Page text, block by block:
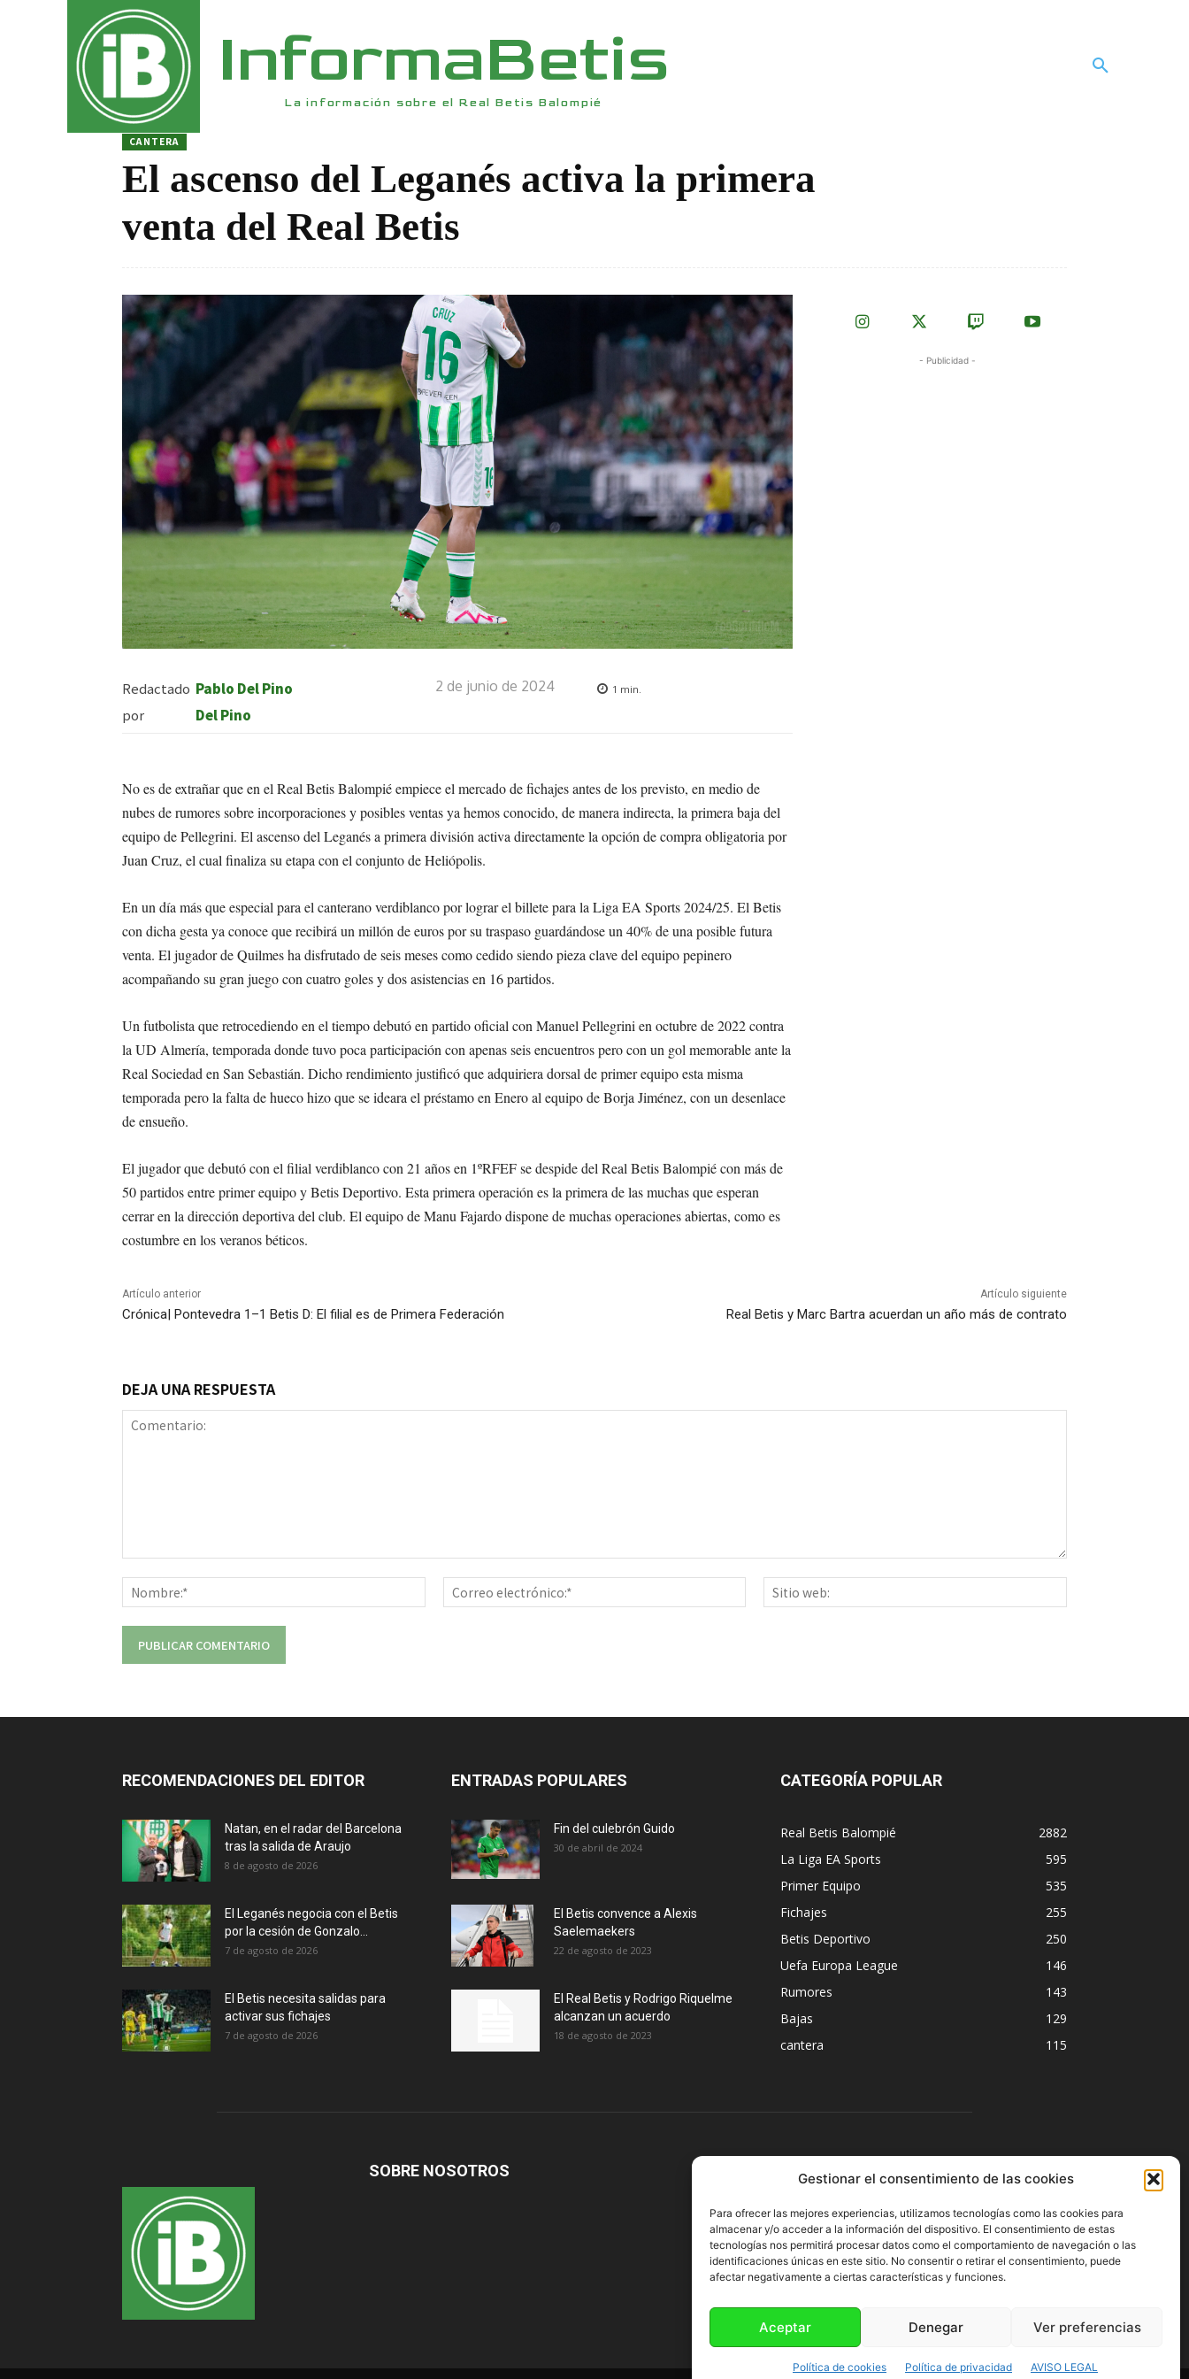
Gestionar el consentimiento de las cookies
Para ofrecer las mejores experiencias, utilizamos tecnologías como las cookies para
almacenar y/o acceder a la información del dispositivo. El consentimiento de estas
tecnologías nos permitirá procesar datos como el comportamiento de navegación o las
identificaciones únicas en este sitio. No consentir o retirar el consentimiento, puede
afectar negativamente a ciertas características y funciones.
Aceptar Denegar Ver preferencias
Política de cookies Política de privacidad AVISO LEGAL
InformaBetis
La información sobre el Real Betis Balompié
CANTERA
El ascenso del Leganés activa la primera
venta del Real Betis
Redactado
por
Pablo Del Pino
Del Pino
2 de junio de 2024 1 min.
No es de extrañar que en el Real Betis Balompié empiece el mercado de fichajes antes de los previsto, en medio de
nubes de rumores sobre incorporaciones y posibles ventas ya hemos conocido, de manera indirecta, la primera baja del
equipo de Pellegrini. El ascenso del Leganés a primera división activa directamente la opción de compra obligatoria por
Juan Cruz, el cual finaliza su etapa con el conjunto de Heliópolis.
En un día más que especial para el canterano verdiblanco por lograr el billete para la Liga EA Sports 2024/25. El Betis
con dicha gesta ya conoce que recibirá un millón de euros por su traspaso guardándose un 40% de una posible futura
venta. El jugador de Quilmes ha disfrutado de seis meses como cedido siendo pieza clave del equipo pepinero
acompañando su gran juego con cuatro goles y dos asistencias en 16 partidos.
Un futbolista que retrocediendo en el tiempo debutó en partido oficial con Manuel Pellegrini en octubre de 2022 contra
la UD Almería, temporada donde tuvo poca participación con apenas seis encuentros pero con un gol memorable ante la
Real Sociedad en San Sebastián. Dicho rendimiento justificó que adquiriera dorsal de primer equipo esta misma
temporada pero la falta de hueco hizo que se ideara el préstamo en Enero al equipo de Borja Jiménez, con un desenlace
de ensueño.
El jugador que debutó con el filial verdiblanco con 21 años en 1ºRFEF se despide del Real Betis Balompié con más de
50 partidos entre primer equipo y Betis Deportivo. Esta primera operación es la primera de las muchas que esperan
cerrar en la dirección deportiva del club. El equipo de Manu Fajardo dispone de muchas operaciones abiertas, como es
costumbre en los veranos béticos.
- Publicidad -
Artículo anterior
Crónica| Pontevedra 1–1 Betis D: El filial es de Primera Federación
Artículo siguiente
Real Betis y Marc Bartra acuerdan un año más de contrato
DEJA UNA RESPUESTA
Nombre:*
Correo
electrónico:*
web:
RECOMENDACIONES DEL EDITOR
Natan, en el radar del Barcelona
tras la salida de Araujo
8 de agosto de 2026
El Leganés negocia con el Betis
por la cesión de Gonzalo...
7 de agosto de 2026
El Betis necesita salidas para
activar sus fichajes
7 de agosto de 2026
ENTRADAS POPULARES
Fin del culebrón Guido
30 de abril de 2024
El Betis convence a Alexis
Saelemaekers
22 de agosto de 2023
El Real Betis y Rodrigo Riquelme
alcanzan un acuerdo
18 de agosto de 2023
CATEGORÍA POPULAR
Real Betis Balompié
2882
La Liga EA Sports
595
Primer Equipo
535
Fichajes
255
Betis Deportivo
250
Uefa Europa League
146
Rumores
143
Bajas
129
cantera
115
SOBRE NOSOTROS SÍGUENOS